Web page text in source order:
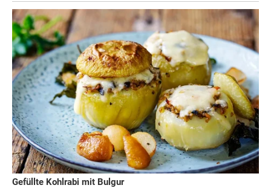
Gefüllte Kohlrabi mit Bulgur